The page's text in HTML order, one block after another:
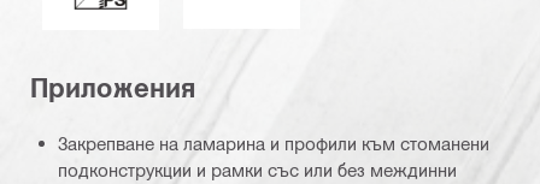
Приложения
Закрепване на ламарина и профили към стоманени
подконструкции и рамки със или без междинни